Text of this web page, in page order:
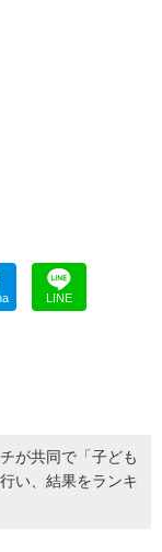
LINE
が共同で「子ども
い、結果をランキ